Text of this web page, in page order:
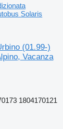
Solaris
(01.99-)
Vacanza
1804170121